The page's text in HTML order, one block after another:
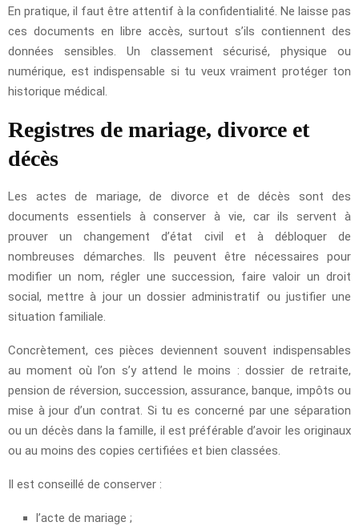
En pratique, il faut être attentif à la confidentialité. Ne laisse pas
ces documents en libre accès, surtout s’ils contiennent des
données sensibles. Un classement sécurisé, physique ou
numérique, est indispensable si tu veux vraiment protéger ton
historique médical.
Registres de mariage, divorce et
décès
Les actes de mariage, de divorce et de décès sont des
documents essentiels à conserver à vie, car ils servent à
prouver un changement d’état civil et à débloquer de
nombreuses démarches. Ils peuvent être nécessaires pour
modifier un nom, régler une succession, faire valoir un droit
social, mettre à jour un dossier administratif ou justifier une
situation familiale.
Concrètement, ces pièces deviennent souvent indispensables
au moment où l’on s’y attend le moins : dossier de retraite,
pension de réversion, succession, assurance, banque, impôts ou
mise à jour d’un contrat. Si tu es concerné par une séparation
ou un décès dans la famille, il est préférable d’avoir les originaux
ou au moins des copies certifiées et bien classées.
Il est conseillé de conserver :
l’acte de mariage ;